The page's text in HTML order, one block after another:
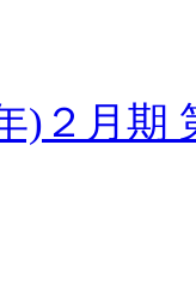
)２月